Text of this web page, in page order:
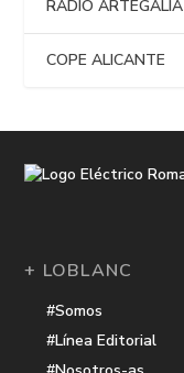
RADIO ARTEGALIA
COPE ALICANTE
+ LOBLANC
#Somos
#Línea Editorial